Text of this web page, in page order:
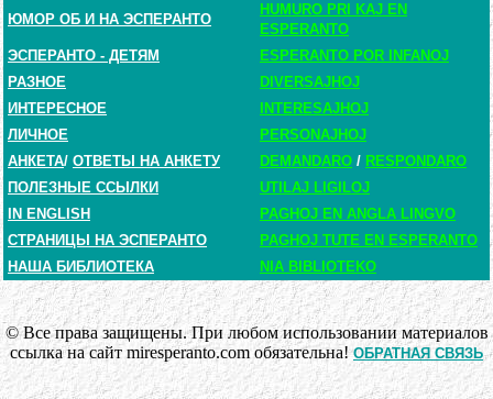
ЮМОР ОБ И НА ЭСПЕРАНТО
HUMURO PRI KAJ EN
ESPERANTO
ЭСПЕРАНТО - ДЕТЯМ
ESPERANTO POR INFANOJ
РАЗНОЕ
DIVERSAJHOJ
ИНТЕРЕСНОЕ
INTERESAJHOJ
ЛИЧНОЕ
PERSONAJHOJ
АНКЕТА/ ОТВЕТЫ НА АНКЕТУ DEMANDARO / RESPONDARO
ПОЛЕЗНЫЕ ССЫЛКИ
UTILAJ LIGILOJ
IN ENGLISH
PAGHOJ EN ANGLA LINGVO
СТРАНИЦЫ НА ЭСПЕРАНТО
PAGHOJ TUTE EN ESPERANTO
НАША БИБЛИОТЕКА
NIA BIBLIOTEKO
© Все права защищены. При любом использовании материалов
ссылка на сайт miresperanto.com обязательна!ОБРАТНАЯ СВЯЗЬ